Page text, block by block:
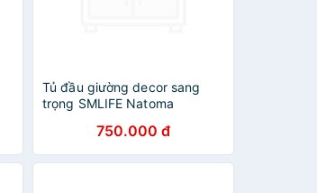
Tủ đầu giường decor sang
trọng SMLIFE Natoma
750.000 đ